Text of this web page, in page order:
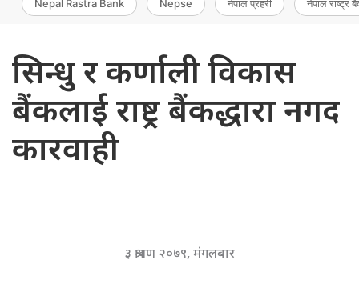
Nepal Rastra Bank Nepse नेपाल प्रहरी नेपाल राष्ट्र
सिन्धु र कर्णाली विकास
बैंकलाई राष्ट्र बैंकद्धारा नगद
कारवाही
३ श्रावण २०७९, मंगलबार